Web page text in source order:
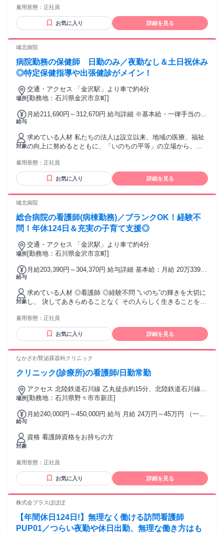
雇用形態： 正社員
お気に入り 詳細を見る
城北病院
病院勤務の保健師 日勤のみ／夜勤なし＆土日祝休み
◎特定保健指導や出張健診がメイン！
場所
交通・アクセス 「金沢駅」より車で約4分
[勤務地：石川県金沢市京町]
給与
月給211,690円～312,670円 給与詳細 ※基本給・一律手当の総
し 【一律手当】 全員に一律で支払われる通勤・皆勤・家族手
当金額：なし 全員に一律で支払われるその他手当金額：あり
1ヶ月あたり8300円 基本給は、過去に同一職種の正社員とし
て勤務した年数を評価して決定します。 ・通勤手当（上限
手当 ・活動手当 ・年末年始手当 ・時間外保育料補助あり ・
職能団体加入補助あり ・退職金規定あり 試用・研修期間：3
か月 試用・研修期間の条件：給与条件が異なる 有給休暇は試
用期間終了後に付与 【給与】 本採用と異なる 基本給 : 月給
19万9400円 〜 29万8400円 固定残業代：なし 【一律手当】
全員に一律で支払われる通勤・皆勤・家族手当金額：なし 全
員に一律で支払われるその他手当金額：あり 1ヶ月あたり
8300円
対象
求めている人材 私たちの法人は設立以来、地域の医療、福祉
の向上に努めるとともに、「いのちの平等」の立場から、生
働く仲間をもとめています。 年齢の条件と理由：あり（例外
事由1号・60歳未満（定年のため））
雇用形態： 正社員
お気に入り 詳細を見る
城北病院
総合病院の看護師(病棟勤務)／ブランクOK！経験不
問！年休124日＆充実の子育て支援◎
場所
交通・アクセス 「金沢駅」より車で約4分
[勤務地：石川県金沢市京町]
給与
月給203,390円～304,370円 給与詳細 基本給：月給 20万3390
で支払われる通勤・皆勤・家族手当金額：なし 全員に一律で
支払われるその他手当金額：あり ※経験考慮の上決定 ※賃金
の決定に当たっては、正社員・非正社員の区分及び休業期間
が必要になります。 ・賞与あり ・交通費規定支給 ・暫定手
ースアップ評価手当（9,600円） ・夜勤手当（4,000円/回） ※
深夜加算あり ・夜勤交通費（300円/回） 試用・研修期間：3
カ月 試用・研修期間の条件：給与条件が異なる 【給与】 本
採用と異なる 基本給 : 月給 19万9400円 〜 29万8400円 固定
残業代：なし 【一律手当】 全員に一律で支払われる通勤・皆
勤・家族手当金額：なし 全員に一律で支払われるその他手当
金額：あり
対象
求めている人材 ◎看護師 ◎経験不問 “いのち”の輝きを大切に
し、 決してあきらめることなく その人らしく生きることを支
す。 ＼こんな方にもオススメ／ ・医療福祉業界で社会貢献が
したい方 ・総合病院やクリニックなどの医療施設での勤務経
験者 ・Uターン・Iターン希望の方 ・子育て卒業により社会復
タッフが働いている職場をお探しの方 ・ブランクのあるスタ
して患者さまと向き合いたい方 ・地域に根差した多様なケア
（例外事由1号・60歳未満（定年のため） 例外事由2号・22時
～翌5時は18歳以上（労働基準法））
雇用形態： 正社員
お気に入り 詳細を見る
なかざわ腎泌尿器科クリニック
クリニック(診療所)の看護師/日勤常勤
場所
アクセス 北陸鉄道石川線 乙丸徒歩約15分、北陸鉄道石川線
四十万徒歩約21分、北陸鉄道石川線 額住宅前徒歩約24分
[勤務地：石川県野々市市新庄]
給与
月給240,000円～450,000円 給与 月給 24万円～45万円 （一律
額支給 詳細は面談時にお伝えいたします。
対象
資格 看護師資格をお持ちの方
雇用形態： 正社員
お気に入り 詳細を見る
株式会プラスぽぽぽ
【年間休日124日!】無理なく働ける訪問看護師
PUP01／つらい夜勤や休日出勤、無理な働き方はも